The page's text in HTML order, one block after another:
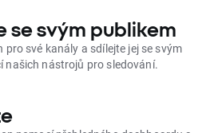
se svým publikem
své kanály a sdílejte jej se svým
našich nástrojů pro sledování.